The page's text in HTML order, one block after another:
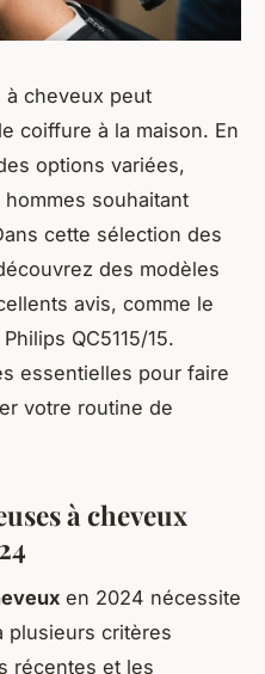
à cheveux peut
coiffure à la maison. En
options variées,
souhaitant
cette sélection des
des modèles
avis, comme le
QC5115/15.
essentielles pour faire
votre routine de
à cheveux
en 2024 nécessite
plusieurs critères
récentes et les